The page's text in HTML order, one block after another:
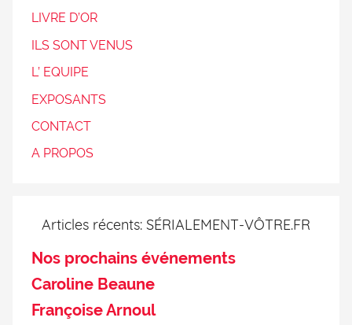
LIVRE D’OR
ILS SONT VENUS
L’ EQUIPE
EXPOSANTS
CONTACT
A PROPOS
Articles récents: SÉRIALEMENT-VÔTRE.FR
Nos prochains événements
Caroline Beaune
Françoise Arnoul